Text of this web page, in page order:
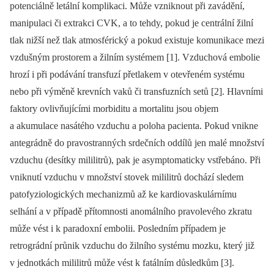
potenciálně letální komplikaci. Může vzniknout při zavádění,
manipulaci či extrakci CVK, a to tehdy, pokud je centrální žilní
tlak nižší než tlak atmosférický a pokud existuje komunikace mezi
vzdušným prostorem a žilním systémem [1]. Vzduchová embolie
hrozí i při podávání transfuzí přetlakem v otevřeném systému
nebo při výměně krevních vaků či transfuzních setů [2]. Hlavními
faktory ovlivňujícími morbiditu a mortalitu jsou objem
a akumulace nasátého vzduchu a poloha pa­cienta. Pokud vnikne
antegrádně do pravostranných srdečních oddílů jen malé množství
vzduchu (desítky mililitrů), pak je asymp­tomaticky vstřebáno. Při
vniknutí vzduchu v množství stovek mililitrů dochází sledem
patofyziologických mechanizmů až ke kardiovaskulárnímu
selhání a v případě přítomnosti anomálního pravolevého zkratu
může vést i k paradoxní embolii. Posledním případem je
retrográdní průnik vzduchu do žilního systému mozku, který již
v jednotkách mililitrů může vést k fatálním důsledkům [3].